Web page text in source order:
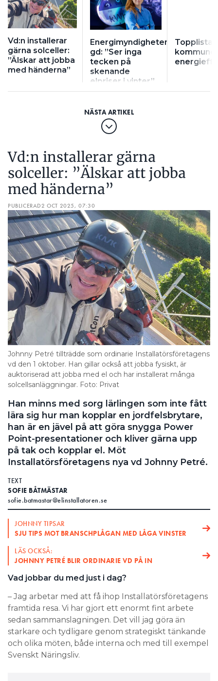
Vd:n installerar
gärna solceller:
”Älskar att jobba
med händerna”
Energimyndighetens
gd: ”Ser inga
tecken på
skenande
elpriser i vinter”
Vd:n installerar gärna
solceller: ”Älskar att jobba
med händerna”
PUBLICERAD2 OCT 2025, 07:30
Johnny Petré tillträdde som ordinarie Installatörsföretagens
vd den 1 oktober. Han gillar också att jobba fysiskt, är
auktoriserad att jobba med el och har installerat många
solcellsanläggningar. Foto: Privat
Han minns med sorg lärlingen som inte fått
lära sig hur man kopplar en jordfelsbrytare,
han är en jävel på att göra snygga Power
Point-presentationer och kliver gärna upp
på tak och kopplar el. Möt
Installatörsföretagens nya vd Johnny Petré.
TEXT
SOFIE BÅTMÄSTAR
sofie.batmastar@elinstallatoren.se
JOHNNY TIPSAR
SJU TIPS MOT BRANSCHPLÅGAN MED LÅGA VINSTER
LÄS OCKSÅ:
JOHNNY PETRÉ BLIR ORDINARIE VD PÅ IN
Vad jobbar du med just i dag?
– Jag arbetar med att få ihop Installatörsföretagens
framtida resa. Vi har gjort ett enormt fint arbete
sedan sammanslagningen. Det vill jag göra än
starkare och tydligare genom strategiskt tänkande
och olika möten, både interna och med till exempel
Svenskt Näringsliv.